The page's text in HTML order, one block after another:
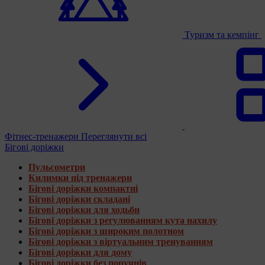
Туризм та кемпінг
Фітнес-тренажери Переглянути всі
Бігові доріжки
Пульсометри
Килимки під тренажери
Бігові доріжки компактні
Бігові доріжки складані
Бігові доріжки для ходьби
Бігові доріжки з регулюванням кута нахилу
Бігові доріжки з широким полотном
Бігові доріжки з віртуальним тренуванням
Бігові доріжки для дому
Бігові доріжки без поручнів